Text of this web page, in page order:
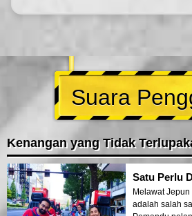
Suara
Kenangan yang Tidak
Satu Perlu
Melawat
adalah salah